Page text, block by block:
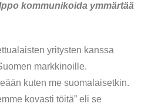
kommunikoida ymmärtää
yritysten kanssa
markkinoille.
kuten me suomalaisetkin.
kovasti töitä” eli se